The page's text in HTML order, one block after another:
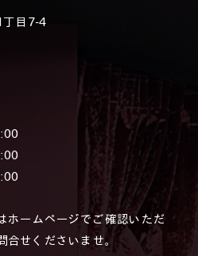
丁目7-4
ホームページでご確認いただ
合せくださいませ。